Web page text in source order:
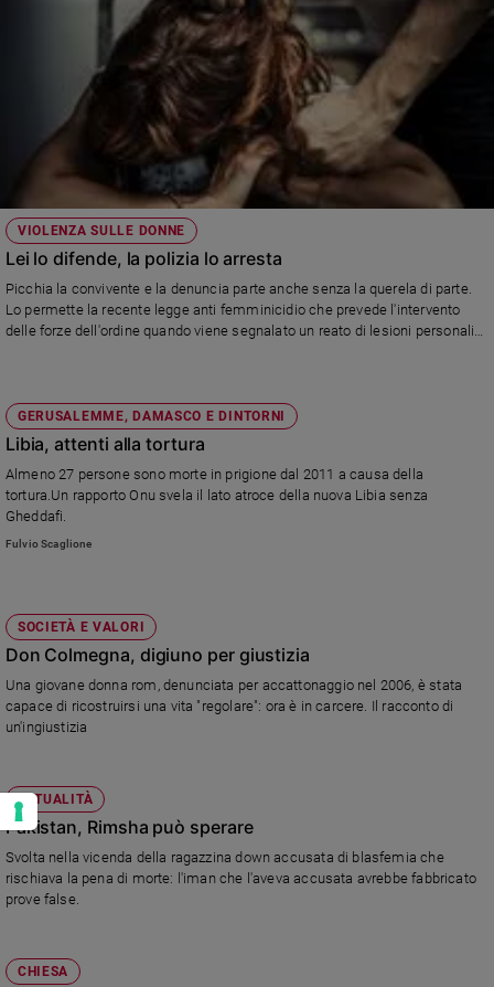
VIOLENZA SULLE DONNE
Lei lo difende, la polizia lo arresta
Picchia la convivente e la denuncia parte anche senza la querela di parte.
Lo permette la recente legge anti femminicidio che prevede l'intervento
delle forze dell'ordine quando viene segnalato un reato di lesioni personali
GERUSALEMME, DAMASCO E DINTORNI
Libia, attenti alla tortura
Almeno 27 persone sono morte in prigione dal 2011 a causa della
tortura.Un rapporto Onu svela il lato atroce della nuova Libia senza
Gheddafi.
Fulvio Scaglione
SOCIETÀ E VALORI
Don Colmegna, digiuno per giustizia
Una giovane donna rom, denunciata per accattonaggio nel 2006, è stata
capace di ricostruirsi una vita "regolare": ora è in carcere. Il racconto di
un'ingiustizia
ATTUALITÀ
Pakistan, Rimsha può sperare
Svolta nella vicenda della ragazzina down accusata di blasfemia che
rischiava la pena di morte: l'iman che l'aveva accusata avrebbe fabbricato
prove false.
CHIESA